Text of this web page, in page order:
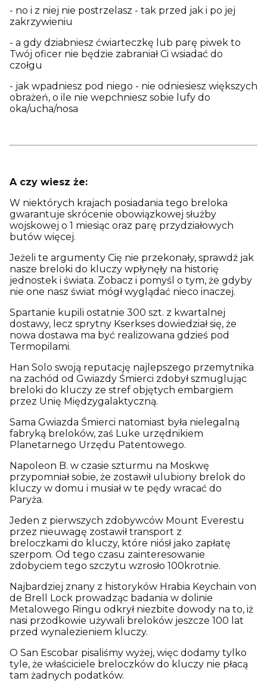
- no i z niej nie postrzelasz - tak przed jak i po jej
zakrzywieniu
- a gdy dziabniesz ćwiarteczkę lub parę piwek to
Twój oficer nie będzie zabraniał Ci wsiadać do
czołgu
- jak wpadniesz pod niego - nie odniesiesz większych
obrażeń, o ile nie wepchniesz sobie lufy do
oka/ucha/nosa
A czy wiesz że:
W niektórych krajach posiadania tego breloka
gwarantuje skrócenie obowiązkowej służby
wojskowej o 1 miesiąc oraz parę przydziałowych
butów więcej.
Jeżeli te argumenty Cię nie przekonały, sprawdź jak
nasze breloki do kluczy wpłynęły na historię
jednostek i świata. Zobacz i pomyśl o tym, że gdyby
nie one nasz świat mógł wyglądać nieco inaczej.
Spartanie kupili ostatnie 300 szt. z kwartalnej
dostawy, lecz sprytny Kserkses dowiedział się, że
nowa dostawa ma być realizowana gdzieś pod
Termopilami.
Han Solo swoją reputację najlepszego przemytnika
na zachód od Gwiazdy Śmierci zdobył szmuglując
breloki do kluczy ze stref objętych embargiem
przez Unię Międzygalaktyczną.
Sama Gwiazda Śmierci natomiast była nielegalną
fabryką breloków, zaś Luke urzędnikiem
Planetarnego Urzędu Patentowego.
Napoleon B. w czasie szturmu na Moskwę
przypomniał sobie, że zostawił ulubiony brelok do
kluczy w domu i musiał w te pędy wracać do
Paryża.
Jeden z pierwszych zdobywców Mount Everestu
przez nieuwagę zostawił transport z
breloczkami do kluczy, które niósł jako zapłatę
szerpom. Od tego czasu zainteresowanie
zdobyciem tego szczytu wzrosło 100krotnie.
Najbardziej znany z historyków Hrabia Keychain von
de Brell Lock prowadząc badania w dolinie
Metalowego Ringu odkrył niezbite dowody na to, iż
nasi przodkowie używali breloków jeszcze 100 lat
przed wynalezieniem kluczy.
O San Escobar pisaliśmy wyżej, więc dodamy tylko
tyle, że właściciele breloczków do kluczy nie płacą
tam żadnych podatków.